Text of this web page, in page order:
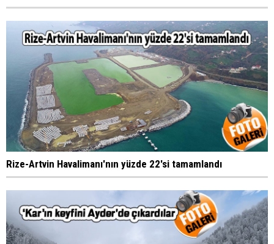
Rize-Artvin Havalimanı'nın yüzde 22'si tamamlandı